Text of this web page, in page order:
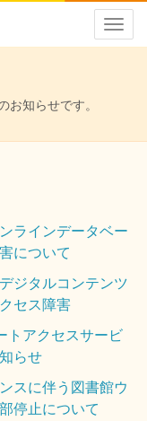
お知らせです。
ラインデータベー
について
ジタルコンテンツ
セス障害
トアクセスサービ
らせ
スに伴う図書館ウ
停止について